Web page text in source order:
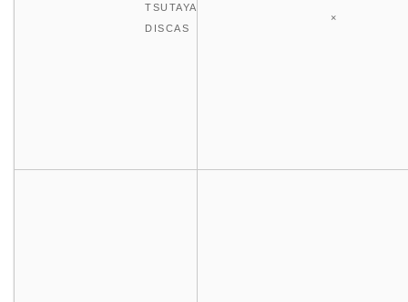
TSUTAYA
DISCAS
×